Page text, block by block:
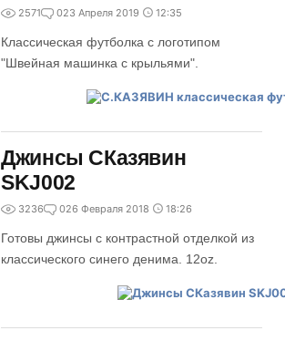
2571 023 Апреля 2019 12:35
Классическая футболка с логотипом
"Швейная машинка с крыльями".
Джинсы СКазявин
SKJ002
3236 026 Февраля 2018 18:26
Готовы джинсы с контрастной отделкой из
классического синего денима. 12oz.